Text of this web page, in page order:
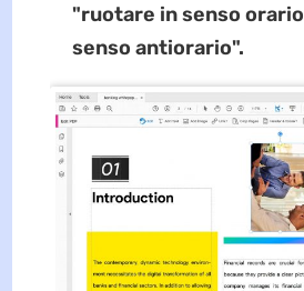
"ruotare in senso orario
senso antiorario".